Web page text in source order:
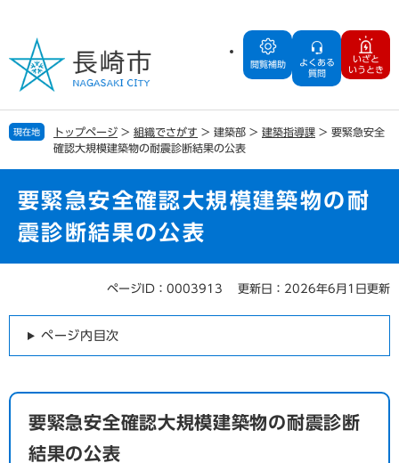
の
で
す
ー
ば
し
閲覧補助
よくある
質問
いざと
いうとき
現在地 トップページ > 組織でさがす > 建築部 > 建築指導課 > 要緊急安全
確認大規模建築物の耐震診断結果の公表
要緊急安全確認大規模建築物の耐
震診断結果の公表
ページID：0003913 更新日：2026年6月1日更新
ページ内目次
要緊急安全確認大規模建築物の耐震診断
結果の公表